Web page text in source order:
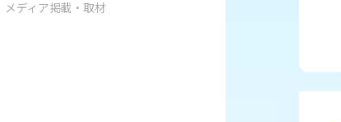
メディア掲載・取材